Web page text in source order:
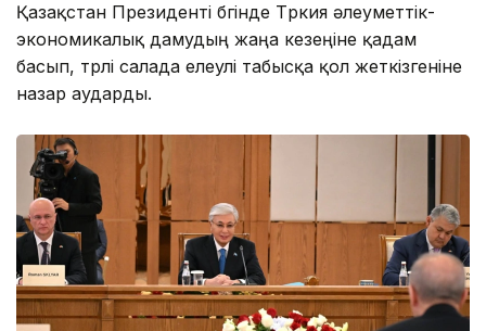
Қазақстан Президенті бүгінде Түркия әлеуметтік-
экономикалық дамудың жаңа кезеңіне қадам
басып, түрлі салада елеулі табысқа қол жеткізгеніне
назар аударды.